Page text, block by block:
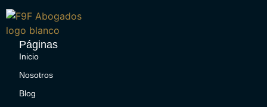
Páginas
Inicio
Nosotros
Blog